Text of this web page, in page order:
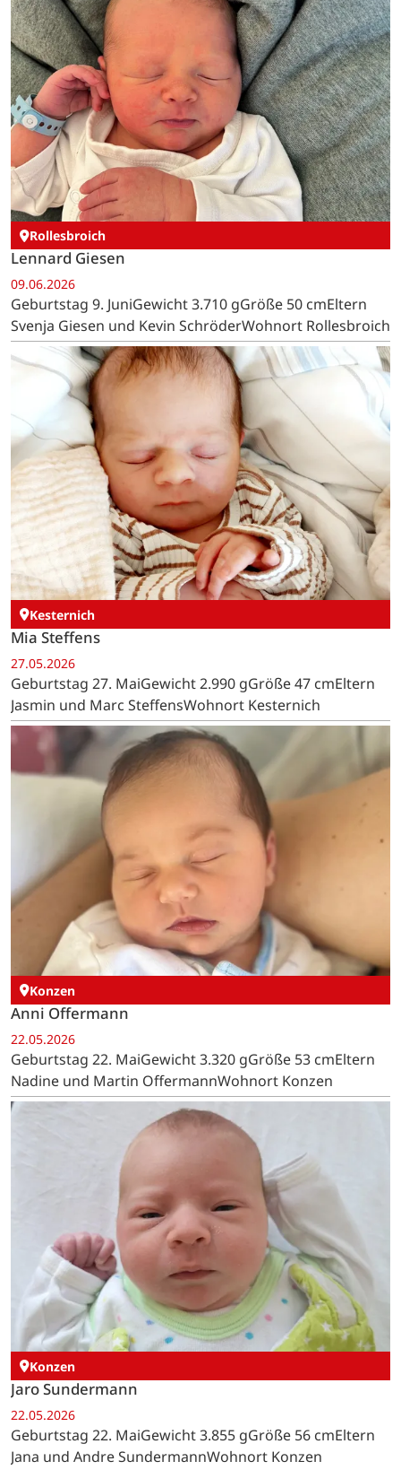
Rollesbroich
Lennard Giesen
09.06.2026
Geburtstag 9. JuniGewicht 3.710 gGröße 50 cmEltern
Svenja Giesen und Kevin SchröderWohnort Rollesbroich
Kesternich
Mia Steffens
27.05.2026
Geburtstag 27. MaiGewicht 2.990 gGröße 47 cmEltern
Jasmin und Marc SteffensWohnort Kesternich
Konzen
Anni Offermann
22.05.2026
Geburtstag 22. MaiGewicht 3.320 gGröße 53 cmEltern
Nadine und Martin OffermannWohnort Konzen
Konzen
Jaro Sundermann
22.05.2026
Geburtstag 22. MaiGewicht 3.855 gGröße 56 cmEltern
Jana und Andre SundermannWohnort Konzen